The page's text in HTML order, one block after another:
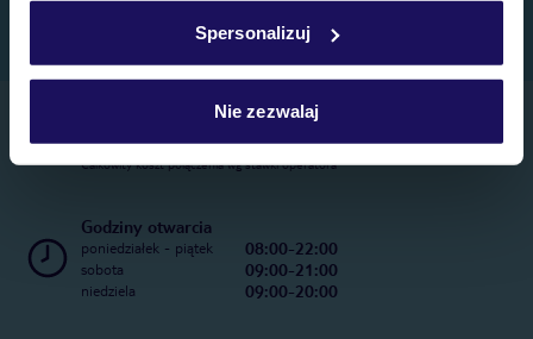
Spersonalizuj
Nie zezwalaj
Telefoniczne Centrum Rezerwacji
22 270 31 20
Całkowity koszt połączenia wg stawki operatora
Godziny otwarcia
poniedziałek - piątek 08:00-22:00
sobota 09:00-21:00
niedziela 09:00-20:00